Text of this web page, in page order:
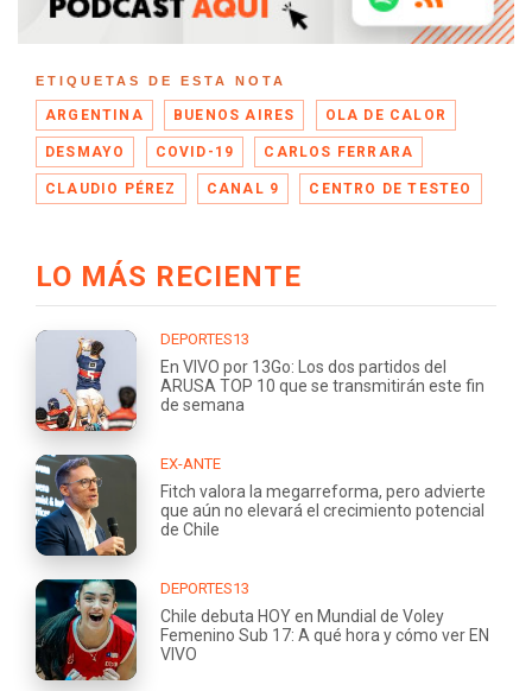
ETIQUETAS DE ESTA NOTA
ARGENTINA BUENOS AIRES OLA DE CALOR
DESMAYO COVID-19 CARLOS FERRARA
CLAUDIO PÉREZ CANAL 9 CENTRO DE TESTEO
LO MÁS RECIENTE
DEPORTES13
En VIVO por 13Go: Los dos partidos del
ARUSA TOP 10 que se transmitirán este fin
de semana
EX-ANTE
Fitch valora la megarreforma, pero advierte
que aún no elevará el crecimiento potencial
de Chile
DEPORTES13
Chile debuta HOY en Mundial de Voley
Femenino Sub 17: A qué hora y cómo ver EN
VIVO